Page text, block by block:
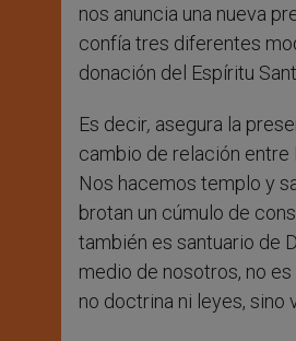
nos anuncia una nueva
confía tres diferentes
donación del Espíritu
Es decir, asegura la
cambio de relación entre
Nos hacemos templo y
brotan un cúmulo de
también es santuario de
medio de nosotros, no
no doctrina ni leyes, sino